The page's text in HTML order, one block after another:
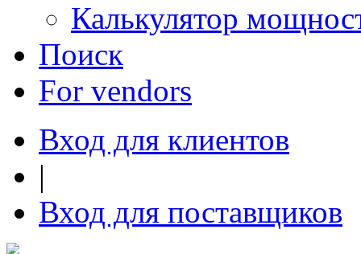
Калькулятор
Поиск
For vendors
Вход для клиентов
|
Вход для поставщиков